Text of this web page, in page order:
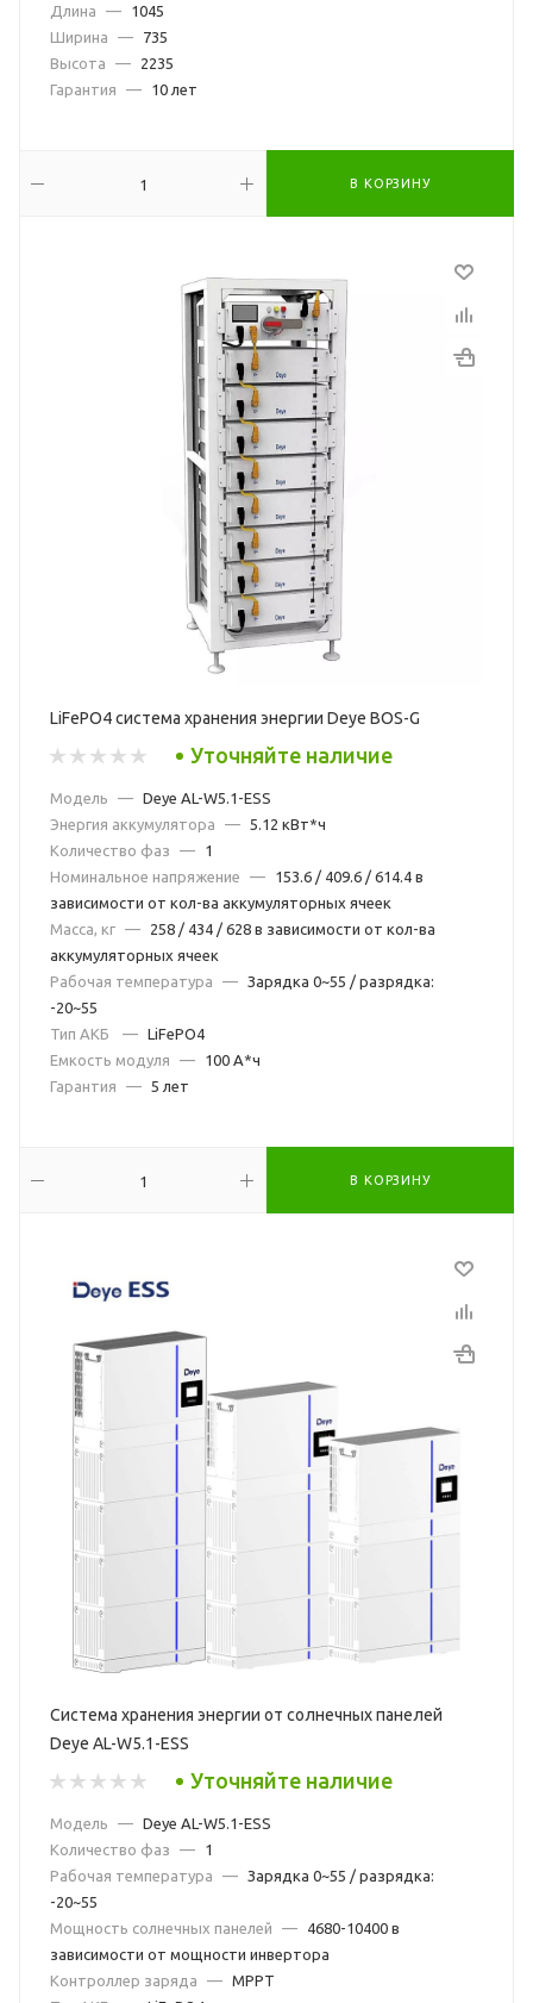
Длина
—
1045
Ширина
—
735
Высота
—
2235
Гарантия
— 10 лет
В КОРЗИНУ
LiFePO4 система хранения энергии Deye BOS-G
Уточняйте наличие
Модель — Deye AL-W5.1-ESS
Энергия аккумулятора
— 5.12 кВт*ч
Количество фаз
—
1
Номинальное напряжение
—
153.6 / 409.6 / 614.4 в
зависимости от кол-ва аккумуляторных ячеек
Масса, кг —
258 / 434 / 628 в зависимости от кол-ва
аккумуляторных ячеек
Рабочая температура
— Зарядка 0~55 / разрядка:
-20~55
Тип АКБ
— LiFePO4
Емкость модуля
—
100 А*ч
Гарантия
— 5 лет
В КОРЗИНУ
Система хранения энергии от солнечных панелей
Deye AL-W5.1-ESS
Уточняйте наличие
Модель — Deye AL-W5.1-ESS
Количество фаз
—
1
Рабочая температура
— Зарядка 0~55 / разрядка:
-20~55
Мощность солнечных панелей
—
4680-10400 в
зависимости от мощности инвертора
Контроллер заряда
— MPPT